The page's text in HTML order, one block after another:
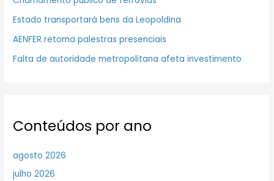
Estado transportará bens da Leopoldina
AENFER retoma palestras presenciais
Falta de autoridade metropolitana afeta investimento
Conteúdos por ano
agosto 2026
julho 2026